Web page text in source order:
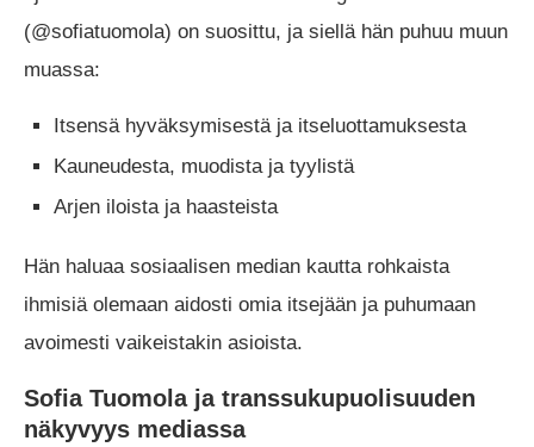
(@sofiatuomola) on suosittu, ja siellä hän puhuu muun
muassa:
Itsensä hyväksymisestä ja itseluottamuksesta
Kauneudesta, muodista ja tyylistä
Arjen iloista ja haasteista
Hän haluaa sosiaalisen median kautta rohkaista
ihmisiä olemaan aidosti omia itsejään ja puhumaan
avoimesti vaikeistakin asioista.
Sofia Tuomola ja transsukupuolisuuden
näkyvyys mediassa